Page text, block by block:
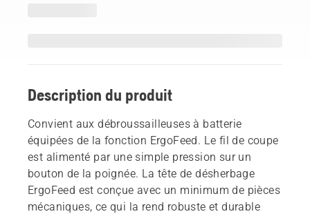
Description du produit
Convient aux débroussailleuses à batterie
équipées de la fonction ErgoFeed. Le fil de coupe
est alimenté par une simple pression sur un
bouton de la poignée. La tête de désherbage
ErgoFeed est conçue avec un minimum de pièces
mécaniques, ce qui la rend robuste et durable